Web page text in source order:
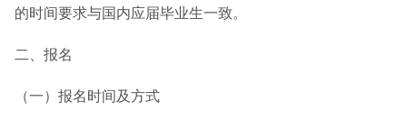
的时间要求与国内应届毕业生一致。
二、报名
（一）报名时间及方式